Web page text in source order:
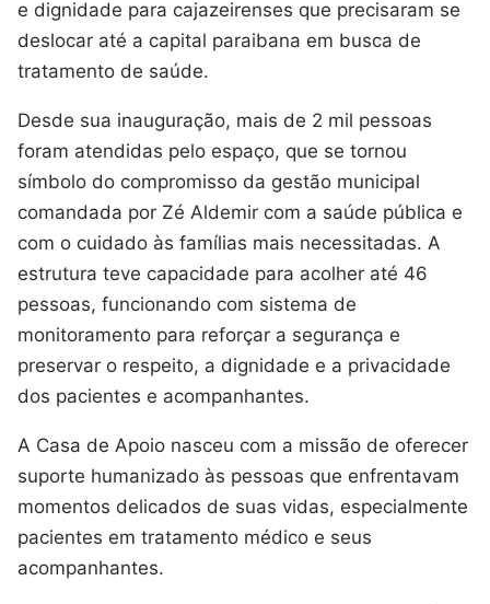
e dignidade para cajazeirenses que precisaram se
deslocar até a capital paraibana em busca de
tratamento de saúde.
Desde sua inauguração, mais de 2 mil pessoas
foram atendidas pelo espaço, que se tornou
símbolo do compromisso da gestão municipal
comandada por Zé Aldemir com a saúde pública e
com o cuidado às famílias mais necessitadas. A
estrutura teve capacidade para acolher até 46
pessoas, funcionando com sistema de
monitoramento para reforçar a segurança e
preservar o respeito, a dignidade e a privacidade
dos pacientes e acompanhantes.
A Casa de Apoio nasceu com a missão de oferecer
suporte humanizado às pessoas que enfrentavam
momentos delicados de suas vidas, especialmente
pacientes em tratamento médico e seus
acompanhantes.